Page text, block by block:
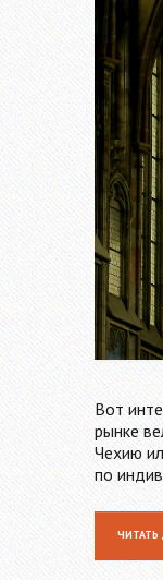
Вот
рынке
Чехию
по
ЧИТАТЬ